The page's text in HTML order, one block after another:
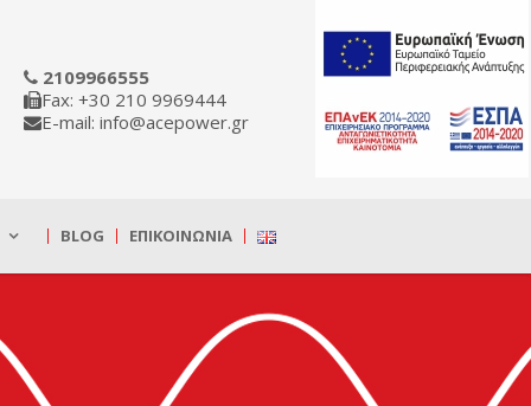
2109966555
Fax: +30 210 9969444
E-mail: info@acepower.gr
BLOG ΕΠΙΚΟΙΝΩΝΊΑ